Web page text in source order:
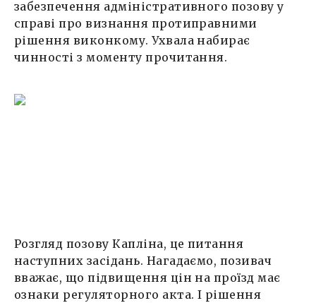
забезпечення адміністративного позову у
справі про визнання протиправними
рішення виконкому. Ухвала набирає
чинності з моменту прочитання.
Розгляд позову Капліна, це питання
наступних засідань. Нагадаємо, позивач
вважає, що підвищення цін на проїзд має
ознаки регуляторного акта. І рішення